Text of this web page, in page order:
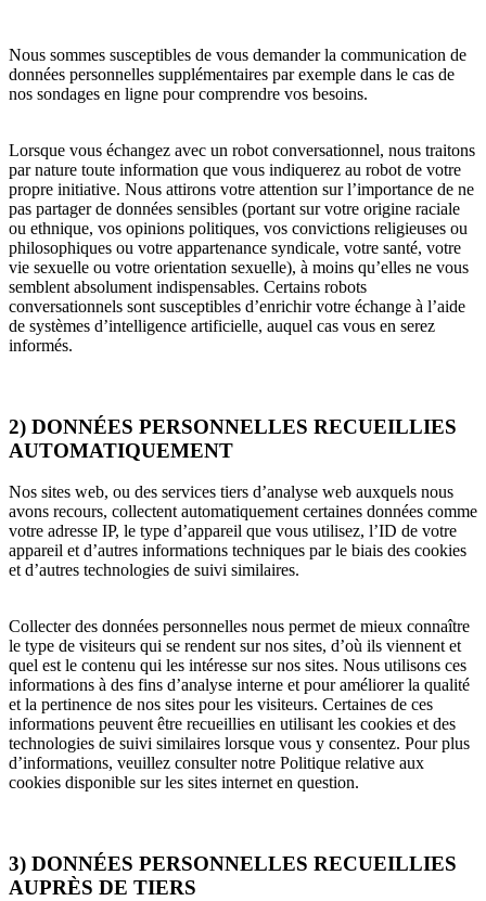
Nous sommes susceptibles de vous demander la communication de
données personnelles supplémentaires par exemple dans le cas de
nos sondages en ligne pour comprendre vos besoins.
Lorsque vous échangez avec un robot conversationnel, nous traitons
par nature toute information que vous indiquerez au robot de votre
propre initiative. Nous attirons votre attention sur l’importance de ne
pas partager de données sensibles (portant sur votre origine raciale
ou ethnique, vos opinions politiques, vos convictions religieuses ou
philosophiques ou votre appartenance syndicale, votre santé, votre
vie sexuelle ou votre orientation sexuelle), à moins qu’elles ne vous
semblent absolument indispensables. Certains robots
conversationnels sont susceptibles d’enrichir votre échange à l’aide
de systèmes d’intelligence artificielle, auquel cas vous en serez
informés.
2) DONNÉES PERSONNELLES RECUEILLIES
AUTOMATIQUEMENT
Nos sites web, ou des services tiers d’analyse web auxquels nous
avons recours, collectent automatiquement certaines données comme
votre adresse IP, le type d’appareil que vous utilisez, l’ID de votre
appareil et d’autres informations techniques par le biais des cookies
et d’autres technologies de suivi similaires.
Collecter des données personnelles nous permet de mieux connaître
le type de visiteurs qui se rendent sur nos sites, d’où ils viennent et
quel est le contenu qui les intéresse sur nos sites. Nous utilisons ces
informations à des fins d’analyse interne et pour améliorer la qualité
et la pertinence de nos sites pour les visiteurs. Certaines de ces
informations peuvent être recueillies en utilisant les cookies et des
technologies de suivi similaires lorsque vous y consentez. Pour plus
d’informations, veuillez consulter notre Politique relative aux
cookies disponible sur les sites internet en question.
3) DONNÉES PERSONNELLES RECUEILLIES
AUPRÈS DE TIERS